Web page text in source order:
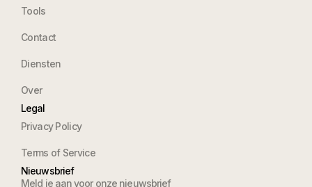
Tools
Contact
Diensten
Over
Legal
Privacy Policy
Terms of Service
Nieuwsbrief
Meld je aan voor onze nieuwsbrief